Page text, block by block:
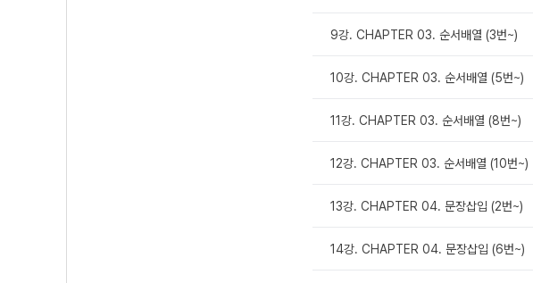
9강. CHAPTER 03. 순서배열 (3번~)
10강. CHAPTER 03. 순서배열 (5번~)
11강. CHAPTER 03. 순서배열 (8번~)
12강. CHAPTER 03. 순서배열 (10번~)
13강. CHAPTER 04. 문장삽입 (2번~)
14강. CHAPTER 04. 문장삽입 (6번~)